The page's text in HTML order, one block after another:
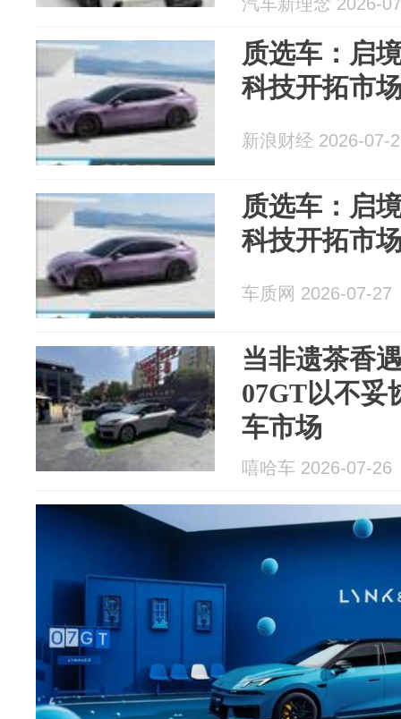
质选车：启
科技开拓市
新浪财经 2026-07-
质选车：启
科技开拓市
车质网 2026-07-27
当非遗茶香
07GT以不妥
车市场
嘻哈车 2026-07-26